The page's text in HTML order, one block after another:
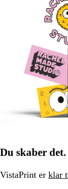
Du skaber
VistaPrint er klar